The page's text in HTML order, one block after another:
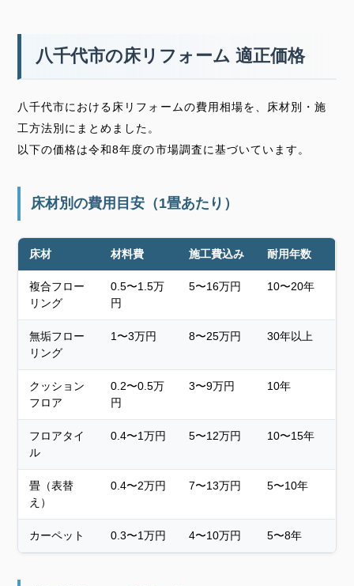
八千代市の床リフォーム 適正価格
八千代市における床リフォームの費用相場を、床材別・施
工方法別にまとめました。
以下の価格は令和8年度の市場調査に基づいています。
床材別の費用目安（1畳あたり）
床材 材料費 施工費込み 耐用年数
複合フロー
リング
0.5〜1.5万
円
5〜16万円 10〜20年
無垢フロー
リング
1〜3万円 8〜25万円 30年以上
クッション
フロア
0.2〜0.5万
円
3〜9万円 10年
フロアタイ
ル
0.4〜1万円 5〜12万円 10〜15年
畳（表替
え）
0.4〜2万円 7〜13万円 5〜10年
カーペット 0.3〜1万円 4〜10万円 5〜8年